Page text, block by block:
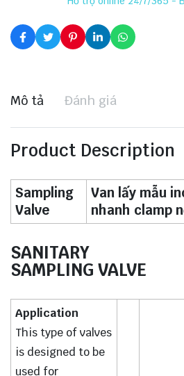
Mô tả Đánh giá
Product Description
Sampling
Valve
Van lấy mẫu
nhanh clamp
SANITARY
SAMPLING VALVE
Application
This type of valves
is designed to be
used for